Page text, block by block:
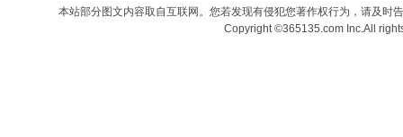
本站部分图文内容取自互联网。您若发现有侵犯您著作权行为，请及时
Copyright ©365135.com Inc.All